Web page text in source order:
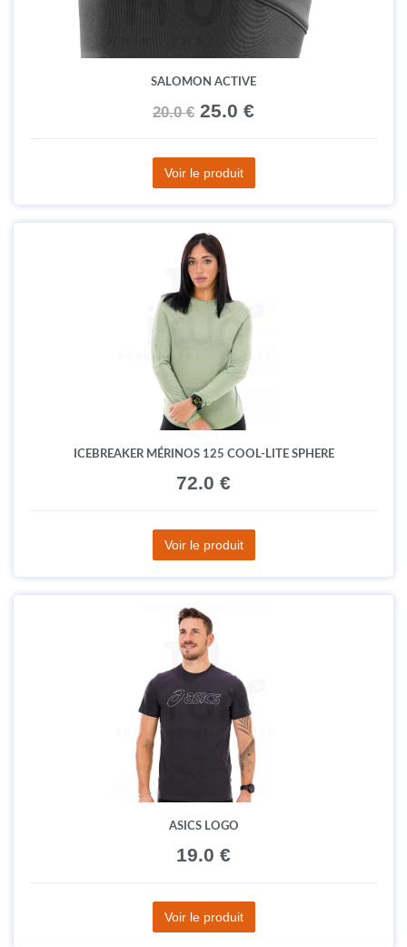
SALOMON ACTIVE
20.0 € 25.0 €
Voir le produit
ICEBREAKER MÉRINOS 125 COOL-LITE SPHERE
72.0 €
Voir le produit
ASICS LOGO
19.0 €
Voir le produit